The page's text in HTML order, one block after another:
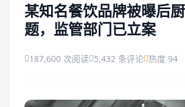
今日爆料
某知名餐饮品牌被曝后
题，监管部门已立案
187,600 次阅读 5,432 条评论 热度 94